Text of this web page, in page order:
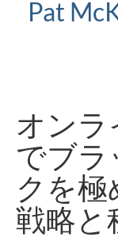
Pat
オンラ
でブラ
クを
戦略と